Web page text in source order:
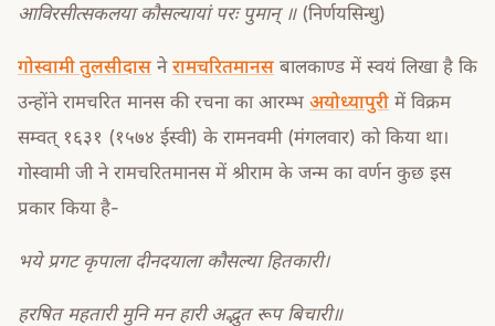
आविरसीत्सकलया कौसल्यायां परः पुमान् ॥(निर्णयसिन्धु)
गोस्वामी तुलसीदास ने रामचरितमानस बालकाण्ड में स्वयं लिखा है कि
उन्होंने रामचरित मानस की रचना का आरम्भ अयोध्यापुरी में विक्रम
सम्वत् १६३१ (१५७४ ईस्वी) के रामनवमी (मंगलवार) को किया था।
गोस्वामी जी ने रामचरितमानस में श्रीराम के जन्म का वर्णन कुछ इस
प्रकार किया है-
भये प्रगट कृपाला दीनदयाला कौसल्या हितकारी।
हरषित महतारी मुनि मन हारी अद्भुत रूप बिचारी॥